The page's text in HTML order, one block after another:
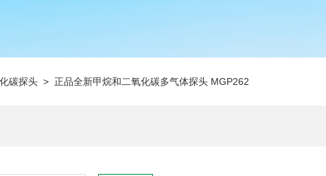
碳探头 > 正品全新甲烷和二氧化碳多气体探头 MGP262